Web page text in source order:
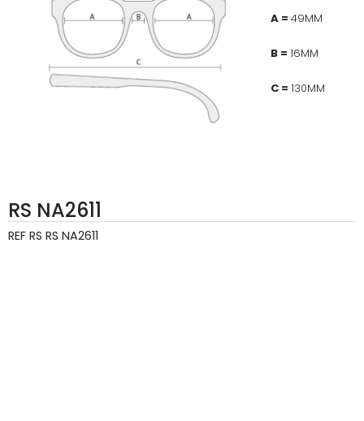
A = 49MM
B = 16MM
C = 130MM
RS NA2611
REF RS RS NA2611